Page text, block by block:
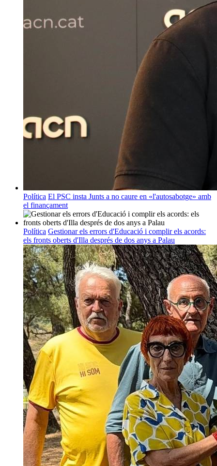
Política El PSC insta Junts a no caure en «l'autosabotge» amb
el finançament
Política Gestionar els errors d'Educació i complir els acords:
els fronts oberts d'Illa després de dos anys a Palau